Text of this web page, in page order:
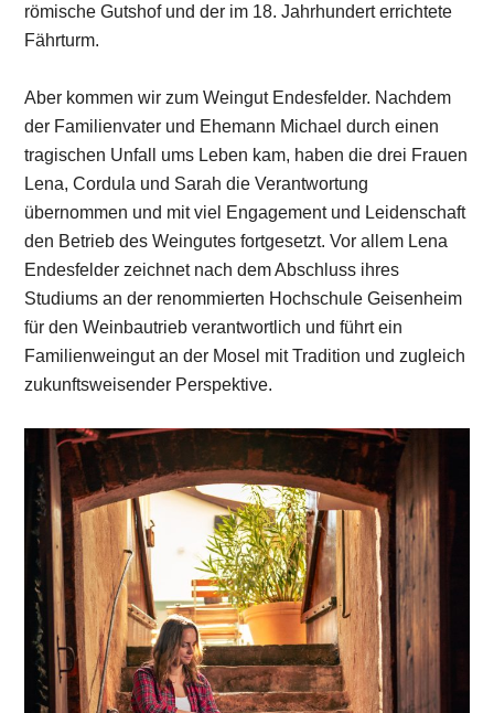
römische Gutshof und der im 18. Jahrhundert errichtete
Fährturm.
Aber kommen wir zum Weingut Endesfelder. Nachdem
der Familienvater und Ehemann Michael durch einen
tragischen Unfall ums Leben kam, haben die drei Frauen
Lena, Cordula und Sarah die Verantwortung
übernommen und mit viel Engagement und Leidenschaft
den Betrieb des Weingutes fortgesetzt. Vor allem Lena
Endesfelder zeichnet nach dem Abschluss ihres
Studiums an der renommierten Hochschule Geisenheim
für den Weinbautrieb verantwortlich und führt ein
Familienweingut an der Mosel mit Tradition und zugleich
zukunftsweisender Perspektive.